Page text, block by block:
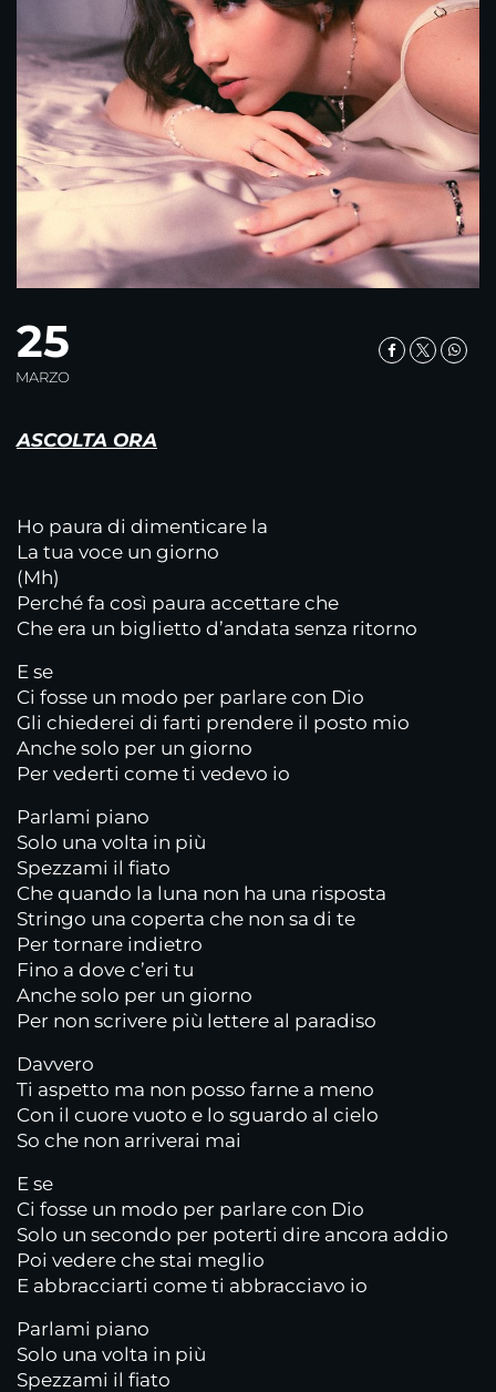
25
MARZO
ASCOLTA ORA
Ho paura di dimenticare la
La tua voce un giorno
(Mh)
Perché fa così paura accettare che
Che era un biglietto d’andata senza ritorno
E se
Ci fosse un modo per parlare con Dio
Gli chiederei di farti prendere il posto mio
Anche solo per un giorno
Per vederti come ti vedevo io
Parlami piano
Solo una volta in più
Spezzami il fiato
Che quando la luna non ha una risposta
Stringo una coperta che non sa di te
Per tornare indietro
Fino a dove c’eri tu
Anche solo per un giorno
Per non scrivere più lettere al paradiso
Davvero
Ti aspetto ma non posso farne a meno
Con il cuore vuoto e lo sguardo al cielo
So che non arriverai mai
E se
Ci fosse un modo per parlare con Dio
Solo un secondo per poterti dire ancora addio
Poi vedere che stai meglio
E abbracciarti come ti abbracciavo io
Parlami piano
Solo una volta in più
Spezzami il fiato